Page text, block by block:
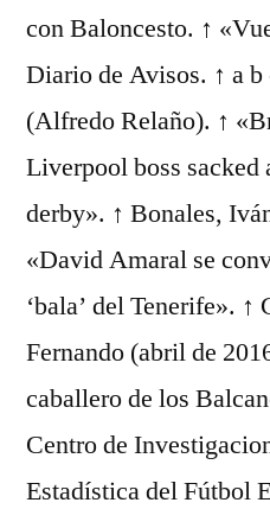
con Baloncesto. ↑
Diario de Avisos. ↑ a
(Alfredo Relaño). ↑
Liverpool boss sacked
derby». ↑ Bonales,
«David Amaral se
‘bala’ del Tenerife». ↑
Fernando (abril de
caballero de los
Centro de
Estadística del Fútbol